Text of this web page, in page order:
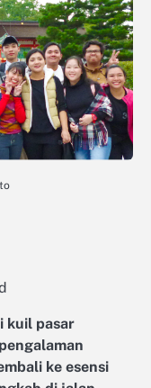
kuil pasar
pengalaman
ke esensi